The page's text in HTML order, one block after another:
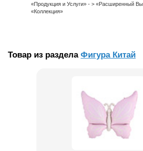
«Продукция и Услуги» - > «Расширенный
«Коллекция»
Товар из раздела Фигура Китай